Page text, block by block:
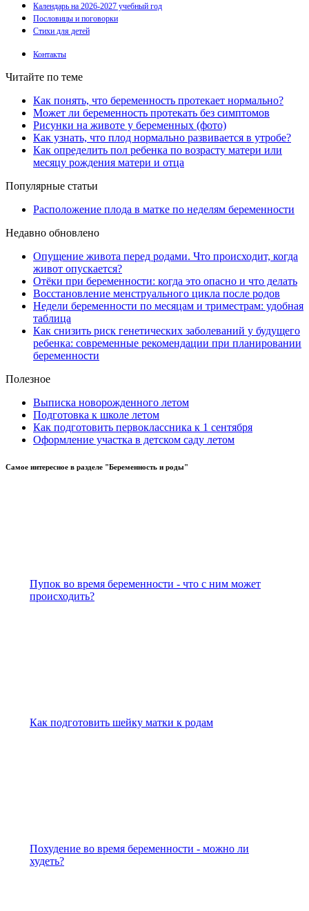
Календарь на 2026-2027 учебный год
Пословицы и поговорки
Стихи для детей
Контакты
Читайте по теме
Как понять, что беременность протекает нормально?
Может ли беременность протекать без симптомов
Рисунки на животе у беременных (фото)
Как узнать, что плод нормально развивается в утробе?
Как определить пол ребенка по возрасту матери или
месяцу рождения матери и отца
Популярные статьи
Расположение плода в матке по неделям беременности
Недавно обновлено
Опущение живота перед родами. Что происходит, когда
живот опускается?
Отёки при беременности: когда это опасно и что делать
Восстановление менструального цикла после родов
Недели беременности по месяцам и триместрам: удобная
таблица
Как снизить риск генетических заболеваний у будущего
ребенка: современные рекомендации при планировании
беременности
Полезное
Выписка новорожденного летом
Подготовка к школе летом
Как подготовить первоклассника к 1 сентября
Оформление участка в детском саду летом
Самое интересное в разделе "Беременность и роды"
Пупок во время беременности - что с ним может
происходить?
Как подготовить шейку матки к родам
Похудение во время беременности - можно ли
худеть?